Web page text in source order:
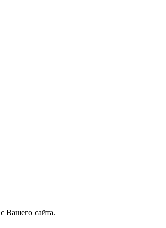
с Вашего сайта.